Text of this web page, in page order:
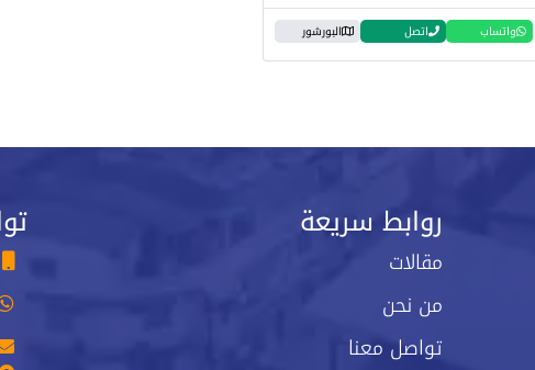
واتساب اتصل البورشور
روابط سريعة
مقالات
من نحن
تواصل معنا